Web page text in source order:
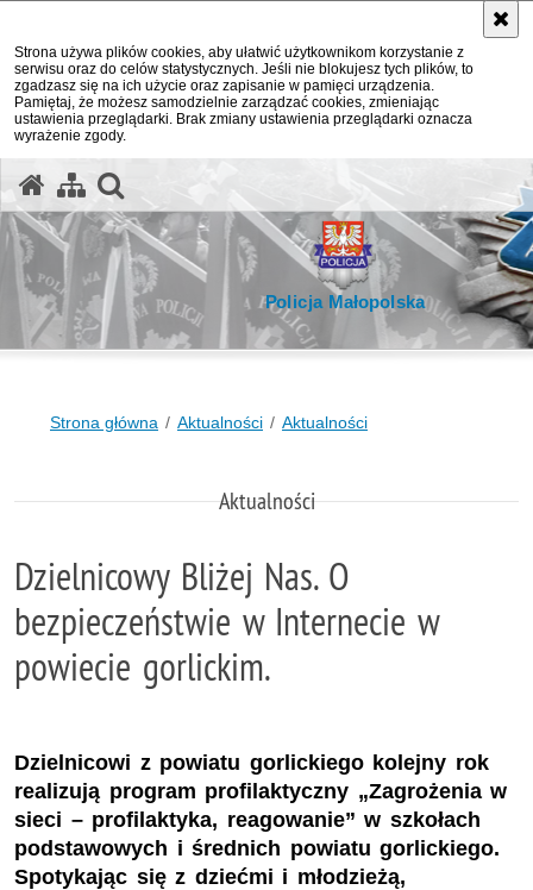
Strona używa plików cookies, aby ułatwić użytkownikom korzystanie z
serwisu oraz do celów statystycznych. Jeśli nie blokujesz tych plików, to
zgadzasz się na ich użycie oraz zapisanie w pamięci urządzenia.
Pamiętaj, że możesz samodzielnie zarządzać cookies, zmieniając
ustawienia przeglądarki. Brak zmiany ustawienia przeglądarki oznacza
wyrażenie zgody.
Policja Małopolska
Strona główna Aktualności Aktualności
Aktualności
Dzielnicowy Bliżej Nas. O
bezpieczeństwie w Internecie w
powiecie gorlickim.
Dzielnicowi z powiatu gorlickiego kolejny rok
realizują program profilaktyczny „Zagrożenia w
sieci – profilaktyka, reagowanie” w szkołach
podstawowych i średnich powiatu gorlickiego.
Spotykając się z dziećmi i młodzieżą,